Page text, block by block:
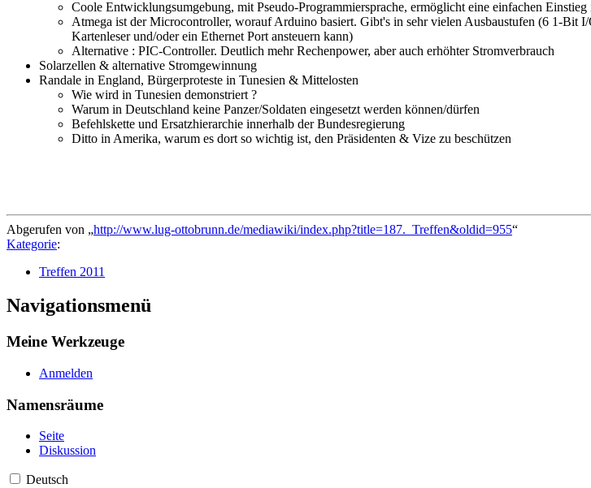
Coole Entwicklungsumgebung, mit Pseudo-Programmiersprache, ermöglicht eine einfachen
Atmega ist der Microcontroller, worauf Arduino basiert. Gibt's in sehr vielen Ausbaustufen (6 1-
Kartenleser und/oder ein Ethernet Port ansteuern kann)
Alternative : PIC-Controller. Deutlich mehr Rechenpower, aber auch erhöhter Stromverbrauch
Solarzellen & alternative Stromgewinnung
Randale in England, Bürgerproteste in Tunesien & Mittelosten
Wie wird in Tunesien demonstriert ?
Warum in Deutschland keine Panzer/Soldaten eingesetzt werden können/dürfen
Befehlskette und Ersatzhierarchie innerhalb der Bundesregierung
Ditto in Amerika, warum es dort so wichtig ist, den Präsidenten & Vize zu beschützen
Abgerufen von „http://www.lug-ottobrunn.de/mediawiki/index.php?title=187._Treffen&oldid=955“
Kategorie:
Treffen 2011
Navigationsmenü
Meine Werkzeuge
Anmelden
Namensräume
Seite
Diskussion
Deutsch